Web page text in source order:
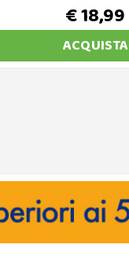
€ 18,99
ACQUISTA